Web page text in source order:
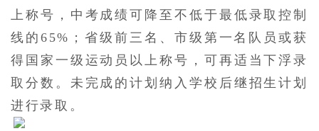
上称号，中考成绩可降至不低于最低录取控制
线的65%；省级前三名、市级第一名队员或获
得国家一级运动员以上称号，可再适当下浮录
取分数。未完成的计划纳入学校后继招生计划
进行录取。